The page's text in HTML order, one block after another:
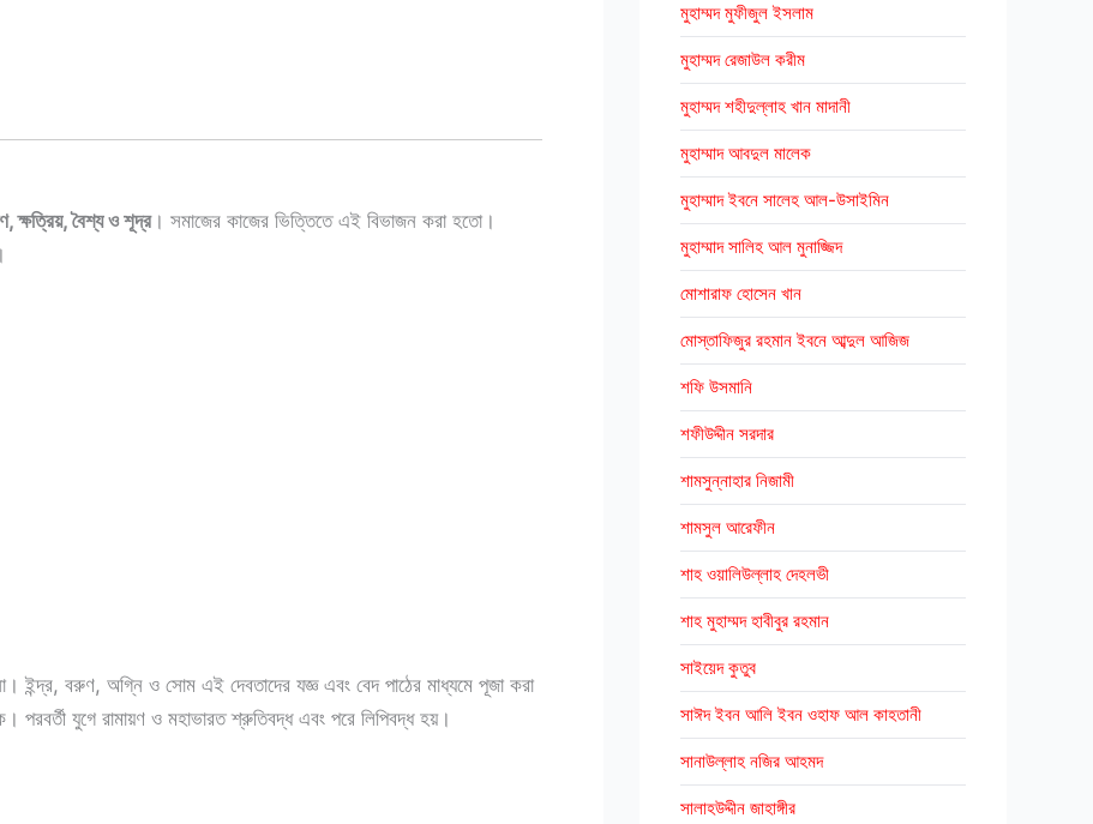
ক্ষত্রিয়, বৈশ্য ও শূদ্র। সমাজের কাজের ভিত্তিতে এই বিভাজন করা হতো।
ইন্দ্র, বরুণ, অগ্নি ও সোম এই দেবতাদের যজ্ঞ এবং বেদ পাঠের মাধ্যমে পূজা করা
যুগে রামায়ণ ও মহাভারত শ্রুতিবদ্ধ এবং পরে লিপিবদ্ধ হয়।
মুহাম্মদ মুফীজুল ইসলাম
মুহাম্মদ রেজাউল করীম
মুহাম্মদ শহীদুল্লাহ খান মাদানী
মুহাম্মাদ আবদুল মালেক
মুহাম্মাদ ইবনে সালেহ আল-উসাইমিন
মুহাম্মাদ সালিহ আল মুনাজ্জিদ
মোশারাফ হোসেন খান
মোস্তাফিজুর রহমান ইবনে আব্দুল আজিজ
শফি উসমানি
শফীউদ্দীন সরদার
শামসুন্নাহার নিজামী
শামসুল আরেফীন
শাহ ওয়ালিউল্লাহ দেহলভী
শাহ মুহাম্মদ হাবীবুর রহমান
সাইয়েদ কুতুব
সাঈদ ইবন আলি ইবন ওহাফ আল কাহতানী
সানাউল্লাহ নজির আহমদ
সালাহউদ্দীন জাহাঙ্গীর